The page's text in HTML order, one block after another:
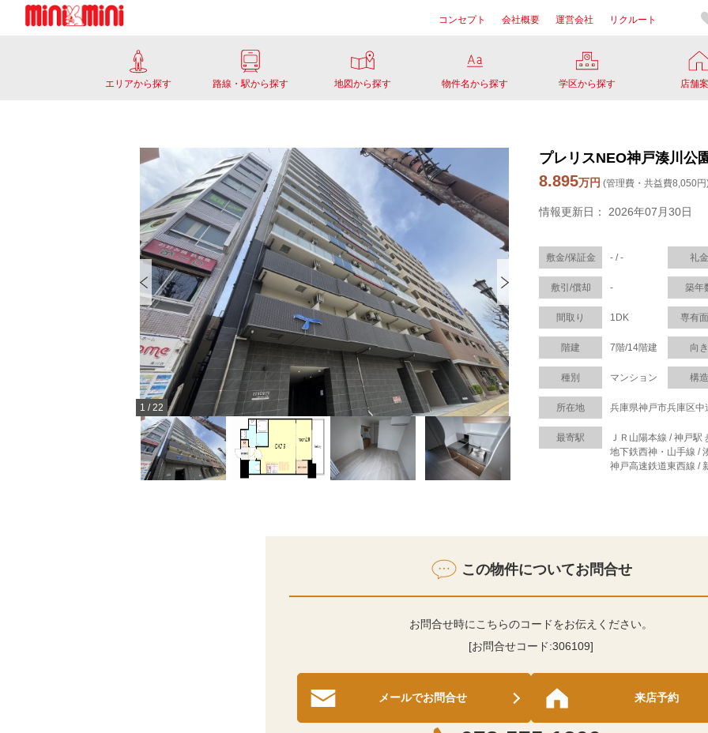
コンセプト 会社概要 運営会社 リクルート
エリアから探す 路線・駅から探す 地図から探す 物件名から探す 学区から探す 店舗
1 /22
プレリスNEO神戸湊川公
8.895万円 (管理費・共益費8,050円
情報更新日： 2026年07月30日
敷金/保証金 - / - 礼金
敷引/償却 - 築年
間取り 1DK 専有
階建 7階/14階建 向き
種別 マンション 構造
所在地 兵庫県神戸市兵庫区中
最寄駅
ＪＲ山陽本線 / 神戸駅
地下鉄西神・山手線 /
神戸高速鉄道東西線 /
この物件についてお問合せ
お問合せ時にこちらのコードをお伝えください。
[お問合せコード:306109]
メールでお問合せ 来店予約